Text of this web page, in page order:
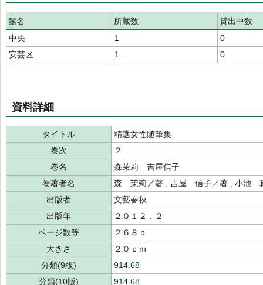
館名 所蔵数
貸出中数
中央
1
0
安芸区
1 0
資料詳細
タイトル
精選女性随筆集
巻次
２
巻名
森茉莉 吉屋信子
巻著者名
森 茉莉／著 , 吉屋 信子／著 , 小池
出版者
文藝春秋
出版年
２０１２．２
ページ数等
２６８ｐ
大きさ
２０ｃｍ
分類(9版)
914.68
分類(10版)
914.68